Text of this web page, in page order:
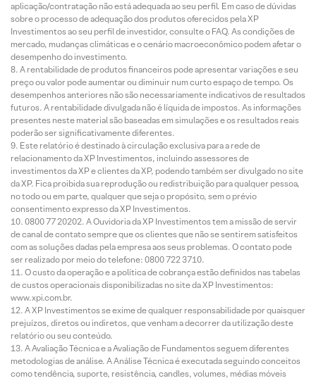
aplicação/contratação não está adequada ao seu perfil. Em caso de dúvidas
sobre o processo de adequação dos produtos oferecidos pela XP
Investimentos ao seu perfil de investidor, consulte o FAQ. As condições de
mercado, mudanças climáticas e o cenário macroeconômico podem afetar o
desempenho do investimento.
A rentabilidade de produtos financeiros pode apresentar variações e seu
preço ou valor pode aumentar ou diminuir num curto espaço de tempo. Os
desempenhos anteriores não são necessariamente indicativos de resultados
futuros. A rentabilidade divulgada não é líquida de impostos. As informações
presentes neste material são baseadas em simulações e os resultados reais
poderão ser significativamente diferentes.
Este relatório é destinado à circulação exclusiva para a rede de
relacionamento da XP Investimentos, incluindo assessores de
investimentos da XP e clientes da XP, podendo também ser divulgado no site
da XP. Fica proibida sua reprodução ou redistribuição para qualquer pessoa,
no todo ou em parte, qualquer que seja o propósito, sem o prévio
consentimento expresso da XP Investimentos.
0800 77 20202. A Ouvidoria da XP Investimentos tem a missão de servir
de canal de contato sempre que os clientes que não se sentirem satisfeitos
com as soluções dadas pela empresa aos seus problemas. O contato pode
ser realizado por meio do telefone: 0800 722 3710.
O custo da operação e a política de cobrança estão definidos nas tabelas
de custos operacionais disponibilizadas no site da XP Investimentos:
www.xpi.com.br.
A XP Investimentos se exime de qualquer responsabilidade por quaisquer
prejuízos, diretos ou indiretos, que venham a decorrer da utilização deste
relatório ou seu conteúdo.
A Avaliação Técnica e a Avaliação de Fundamentos seguem diferentes
metodologias de análise. A Análise Técnica é executada seguindo conceitos
como tendência, suporte, resistência, candles, volumes, médias móveis